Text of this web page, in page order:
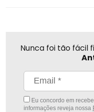
Nunca foi tão fácil
Eu concordo em
informações reveja nossa